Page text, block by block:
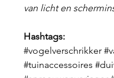
van licht en
Hashtags:
#vogelverschrikker
#tuinaccessoires